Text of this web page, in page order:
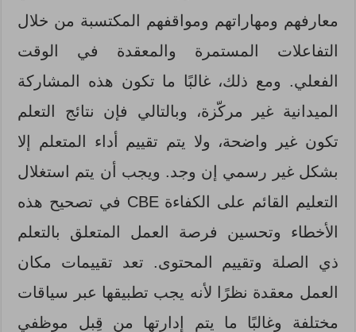
معارفهم ومهاراتهم ومواقفهم المكتسبة من خلال
التفاعلات المستمرة والمعقدة في الوقت
الفعلي. ومع ذلك، غالبًا ما تكون هذه المشاركة
الميدانية غير مركّزة، وبالتالي فإن نتائج التعلم
تكون غير واضحة، ولا يتم تقييم أداء المتعلم إلا
بشكل غير رسمي إن وجد. ويجب أن يتم استغلال
التعليم القائم على الكفاءة CBE في تصحيح هذه
الأخطاء وتحسين فرصة العمل المتعلق بالتعلم
ذي الصلة وتقييم المحتوى. تعد تقييمات مكان
العمل معقدة نظرًا لأنه يجب تطبيقها عبر سياقات
مختلفة وغالبًا ما يتم إدارتها من قِبل موظفي